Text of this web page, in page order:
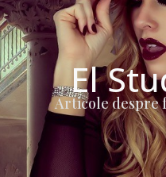
El
Articole despre